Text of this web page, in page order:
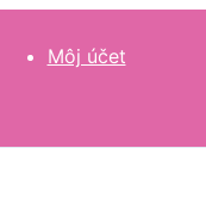
Môj účet